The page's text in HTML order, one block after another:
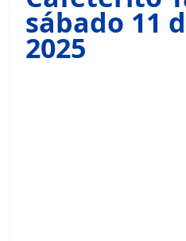
sábado 11
2025